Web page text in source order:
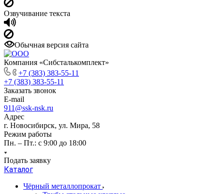
Озвучивание текста
Обычная версия сайта
Компания «Сибсталькомплект»
+7 (383) 383-55-11
+7 (383) 383-55-11
Заказать звонок
E-mail
911@ssk-nsk.ru
Адрес
г. Новосибирск, ул. Мира, 58
Режим работы
Пн. – Пт.: с 9:00 до 18:00
Подать заявку
Каталог
Чёрный металлопрокат